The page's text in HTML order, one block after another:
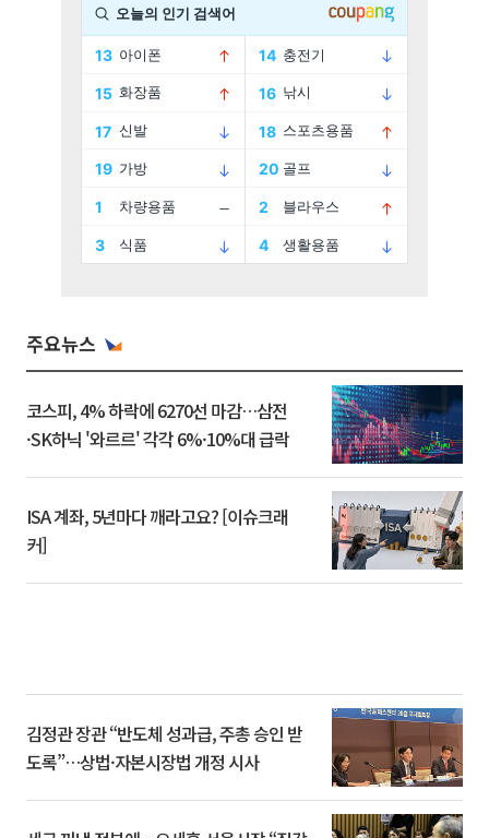
주요뉴스
코스피, 4% 하락에 6270선 마감…삼전
·SK하닉 '와르르' 각각 6%·10%대 급락
ISA 계좌, 5년마다 깨라고요? [이슈크래
커]
김정관 장관 “반도체 성과급, 주총 승인 받
도록”…상법·자본시장법 개정 시사